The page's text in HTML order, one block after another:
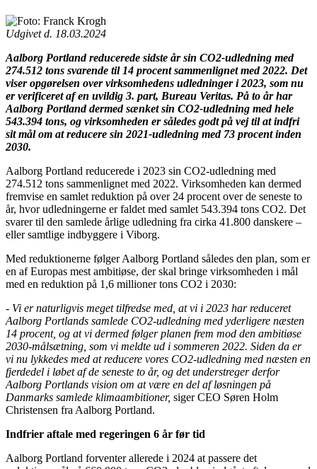
Udgivet d. 18.03.2024
Aalborg Portland reducerede sidste år sin CO2-udledning med
274.512 tons svarende til 14 procent sammenlignet med 2022. Det
viser opgørelsen over virksomhedens udledninger i 2023, som nu
er verificeret af en uvildig 3. part, Bureau Veritas. På to år har
Aalborg Portland dermed sænket sin CO2-udledning med hele
543.394 tons, og virksomheden er således godt på vej til at indfri
sit mål om at reducere sin 2021-udledning med 73 procent inden
2030.
Aalborg Portland reducerede i 2023 sin CO2-udledning med
274.512 tons sammenlignet med 2022. Virksomheden kan dermed
fremvise en samlet reduktion på over 24 procent over de seneste to
år, hvor udledningerne er faldet med samlet 543.394 tons CO2. Det
svarer til den samlede årlige udledning fra cirka 41.800 danskere –
eller samtlige indbyggere i Viborg.
Med reduktionerne følger Aalborg Portland således den plan, som er
en af Europas mest ambitiøse, der skal bringe virksomheden i mål
med en reduktion på 1,6 millioner tons CO2 i 2030:
­- Vi er naturligvis meget tilfredse med, at vi i 2023 har reduceret
Aalborg Portlands samlede CO2-udledning med yderligere næsten
14 procent, og at vi dermed følger planen frem mod den ambitiøse
2030-målsætning, som vi meldte ud i sommeren 2022. Siden da er
vi nu lykkedes med at reducere vores CO2-udledning med næsten en
fjerdedel i løbet af de seneste to år, og det understreger derfor
Aalborg Portlands vision om at være en del af løsningen på
Danmarks samlede klimaambitioner, siger CEO Søren Holm
Christensen fra Aalborg Portland.
Indfrier aftale med regeringen 6 år før tid
Aalborg Portland forventer allerede i 2024 at passere det